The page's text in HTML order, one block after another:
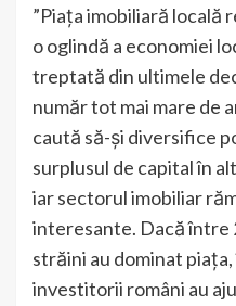
”Piața imobiliară locală
o oglindă a economiei
treptată din ultimele
număr tot mai mare de
caută să-și diversifice
surplusul de capital în
iar sectorul imobiliar
interesante. Dacă între
străini au dominat
investitorii români au